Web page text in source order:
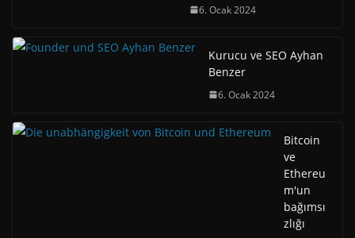
6. Ocak 2024
Kurucu ve SEO Ayhan
Benzer
6. Ocak 2024
Bitcoin
ve
Ethereu
m'un
bağımsı
zlığı